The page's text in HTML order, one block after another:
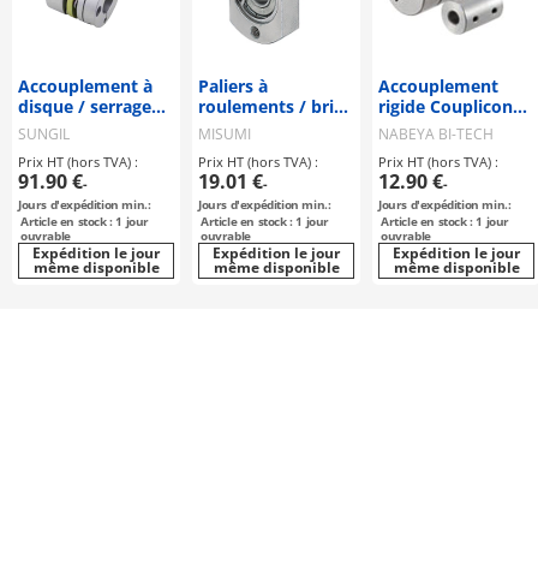
Accouplement à
disque / serrage
de moyeu,
clavette / 2
disques : acier /
corps : aluminium
/ SDW / SUNGIL
SUNGIL
Prix HT (hors TVA) :
91.90 €-
Jours d'expédition min.:
Article en stock : 1 jour
ouvrable
Expédition le jour
même disponible
Paliers à
roulements / bride
au choix, déportée
/ alésage
cylindrique
conique, filetage
intérieur / circlips
/ roulement à
billes à gorge
profonde /
MISUMI
Prix HT (hors TVA) :
19.01 €-
Jours d'expédition min.:
Article en stock : 1 jour
ouvrable
Expédition le jour
même disponible
Accouplement
rigide Couplicon
MRG
NABEYA BI-TECH
Prix HT (hors TVA) :
12.90 €-
Jours d'expédition min.:
Article en stock : 1 jour
ouvrable
Expédition le jour
même disponible